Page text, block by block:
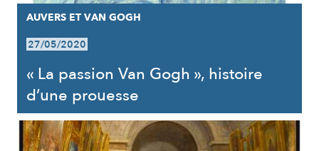
AUVERS ET VAN GOGH
27/05/2020
« La passion Van Gogh », histoire
d’une prouesse